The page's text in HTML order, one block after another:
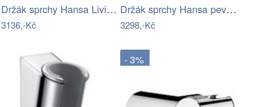
Držák sprchy Hansa Living pevný chrom…
3136,-Kč
Držák sprchy Hansa pevný chrom 44440173
3298,-Kč
- 3%